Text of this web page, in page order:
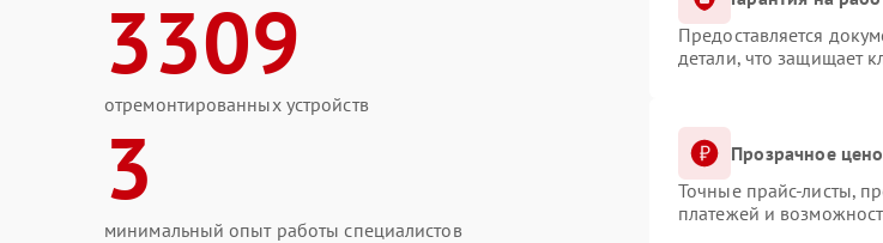
3309
отремонтированных устройств
3
минимальный опыт работы специалистов
Предоставляется
детали, что защищает
Прозрачное
Точные прайс-листы,
платежей и